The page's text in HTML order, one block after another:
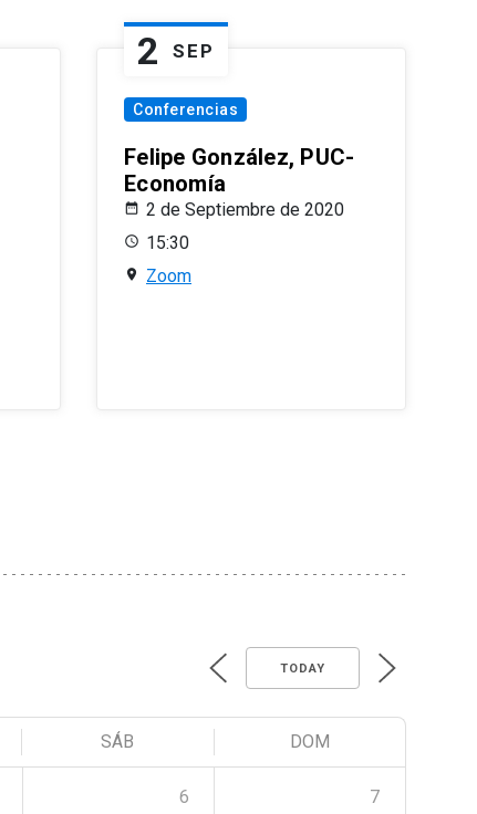
2 SEP
Conferencias
Felipe González, PUC-
Economía
2 de Septiembre de 2020
15:30
Zoom
TODAY
SÁB DOM
6 7